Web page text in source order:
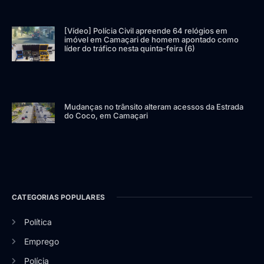
[Vídeo] Polícia Civil apreende 64 relógios em
imóvel em Camaçari de homem apontado como
líder do tráfico nesta quinta-feira (6)
Mudanças no trânsito alteram acessos da Estrada
do Coco, em Camaçari
CATEGORIAS POPULARES
Política
Emprego
Polícia